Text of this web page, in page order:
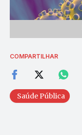
COMPARTILHAR
Saúde Pública